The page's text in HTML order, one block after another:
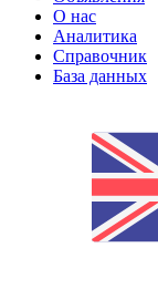
О нас
Аналитика
Справочник
База данных